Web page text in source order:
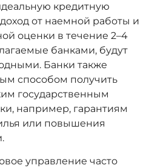
кредитную
от наемной работы и
оценки в течение 2–4
банками, будут
Банки также
способом получить
государственным
например, гарантиям
или повышения
управление часто